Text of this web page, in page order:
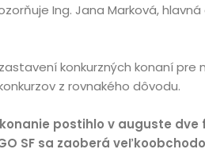
Ing. Jana Marková,
konkurzných konaní
z rovnakého dôvodu.
postihlo v auguste dve
SF sa zaoberá